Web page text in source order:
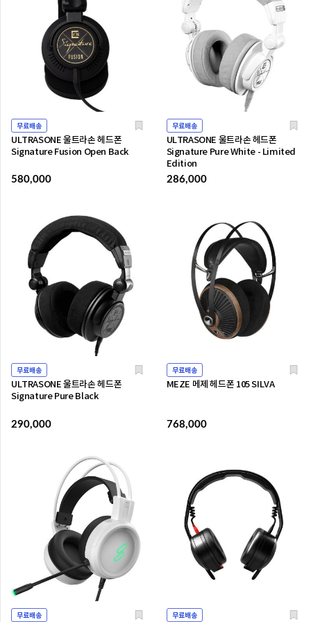
무료배송
ULTRASONE 울트라손 헤드폰
Signature Fusion Open Back
580,000
무료배송
ULTRASONE 울트라손 헤드폰
Signature Pure White - Limited
Edition
286,000
무료배송
ULTRASONE 울트라손 헤드폰
Signature Pure Black
290,000
무료배송
MEZE 메제 헤드폰 105 SILVA
768,000
무료배송 무료배송